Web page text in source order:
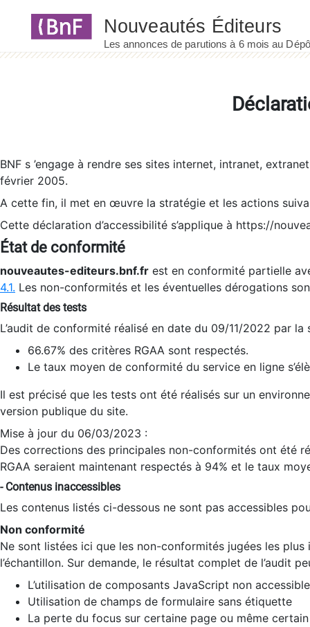
BNF s ’engage à rendre ses sites internet, intranet,
février 2005.
A cette fin, il met en œuvre la stratégie et les actions
Cette déclaration d’accessibilité s’applique à https://
État de conformité
nouveautes-editeurs.bnf.fr est en conformité partielle
4.1. Les non-conformités et les éventuelles dérogations
Résultat des tests
L’audit de conformité réalisé en date du 09/11/2022 par
66.67% des critères RGAA sont respectés.
Le taux moyen de conformité du service en ligne
Il est précisé que les tests ont été réalisés sur un
version publique du site.
Mise à jour du 06/03/2023 :
Des corrections des principales non-conformités ont été
RGAA seraient maintenant respectés à 94% et le taux
- Contenus inaccessibles
Les contenus listés ci-dessous ne sont pas accessibles
Non conformité
Ne sont listées ici que les non-conformités jugées les
l’échantillon. Sur demande, le résultat complet de l’audit
L’utilisation de composants JavaScript non
Utilisation de champs de formulaire sans étiquette
La perte du focus sur certaine page ou même